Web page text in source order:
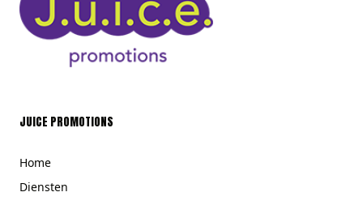
JUICE PROMOTIONS
Home
Diensten